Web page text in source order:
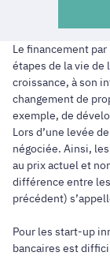
Le financement
étapes de la vie de
croissance, à son
changement de
exemple, de
Lors d’une levée
négociée. Ainsi,
au prix actuel et
différence entre
précédent)
Pour les start-up
bancaires est